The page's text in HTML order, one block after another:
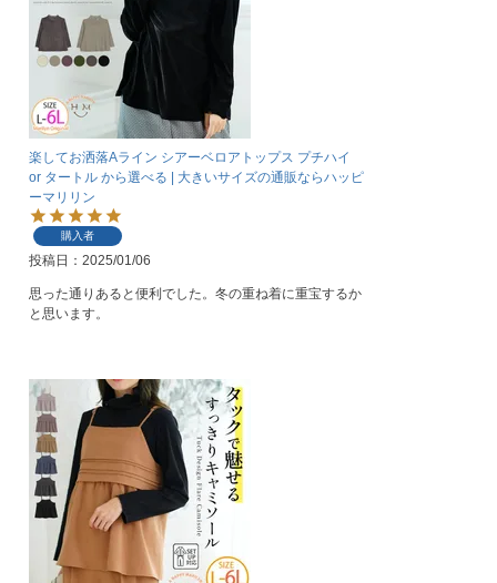
楽してお洒落Aライン シアーベロアトップス プチハイ
or タートル から選べる | 大きいサイズの通販ならハッピ
ーマリリン
購入者
投稿日 2025/01/06
思った通りあると便利でした。冬の重ね着に重宝するか
と思います。